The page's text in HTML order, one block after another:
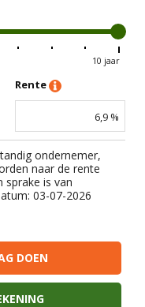
10 jaar
Rente
6,9 %
ondernemer,
naar de rente
sprake is van
03-07-2026
DOEN